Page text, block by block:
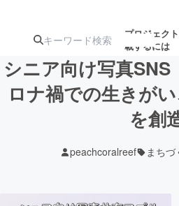
プロジェク
載するには
注目の新着プロ
シニア向け写真SNS
ロナ禍での生きが
を創
peachcoralreef まち